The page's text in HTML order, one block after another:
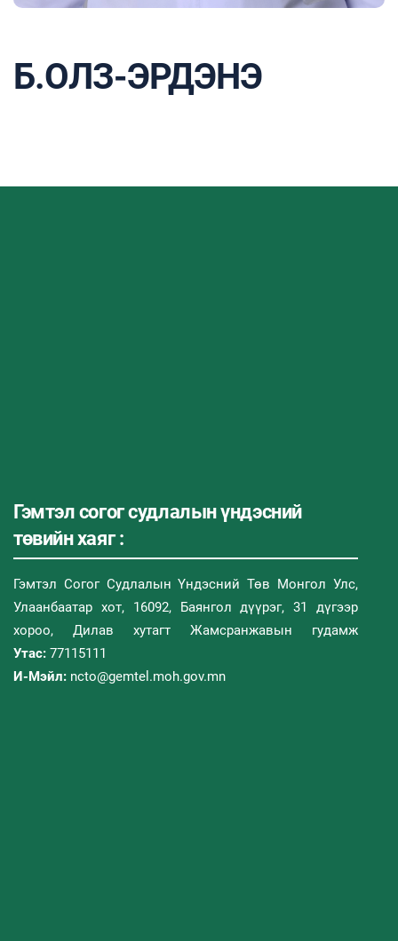
Б.ОЛЗ-ЭРДЭНЭ
Гэмтэл согог судлалын үндэсний
төвийн хаяг :
Гэмтэл Согог Судлалын Үндэсний Төв Монгол Улс,
Улаанбаатар хот, 16092, Баянгол дүүрэг, 31 дүгээр
хороо, Дилав хутагт Жамсранжавын гудамж
Утас: 77115111
И-Мэйл: ncto@gemtel.moh.gov.mn